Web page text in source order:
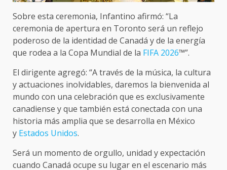
Sobre esta ceremonia, Infantino afirmó: “La
ceremonia de apertura en Toronto será un reflejo
poderoso de la identidad de Canadá y de la energía
que rodea a la Copa Mundial de la FIFA 2026™”.
El dirigente agregó: “A través de la música, la cultura
y actuaciones inolvidables, daremos la bienvenida al
mundo con una celebración que es exclusivamente
canadiense y que también está conectada con una
historia más amplia que se desarrolla en México
y Estados Unidos.
Será un momento de orgullo, unidad y expectación
cuando Canadá ocupe su lugar en el escenario más